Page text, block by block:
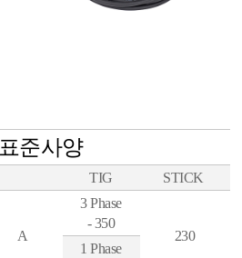
표준사양
TIG STICK
A
3 Phase
-350
230
1 Phase